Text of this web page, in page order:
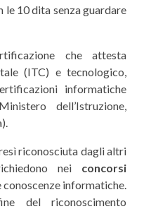
10 dita senza guardare
che attesta
(ITC) e tecnologico,
informatiche
dell’Istruzione,
riconosciuta dagli altri
nei concorsi
conoscenze informatiche.
del riconoscimento